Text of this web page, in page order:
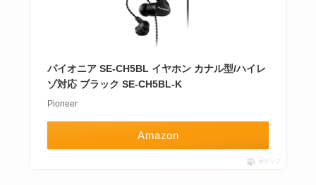
パイオニア SE-CH5BL イヤホン カナル型/ハイレ
ゾ対応 ブラック SE-CH5BL-K
Pioneer
Amazon
ポチップ